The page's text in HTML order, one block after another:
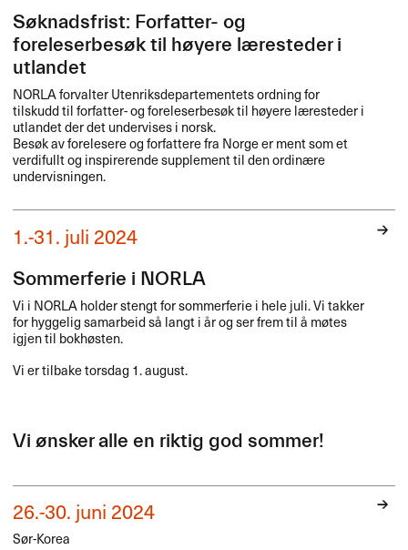
Søknadsfrist: Forfatter- og
foreleserbesøk til høyere læresteder i
utlandet
NORLAforvalter Utenriksdepartementets ordning for
tilskudd til forfatter- og foreleserbesøk til høyere læresteder i
utlandet der det undervises i norsk.
Besøk av forelesere og forfattere fra Norge er ment som et
verdifullt og inspirerende supplement til den ordinære
undervisningen.
1.-31. juli 2024
Sommerferie i NORLA
Vi i NORLAholder stengt for sommerferie i hele juli. Vi takker
for hyggelig samarbeid så langt i år og ser frem til å møtes
igjen til bokhøsten.
Vi er tilbake torsdag 1. august.
Vi ønsker alle en riktig god sommer!
26.-30. juni 2024
Sør-Korea